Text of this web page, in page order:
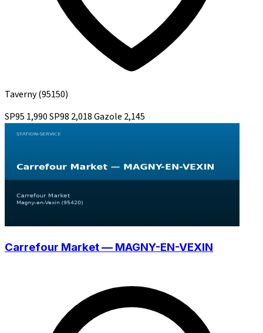
Taverny(95150)
SP95 1,990SP98 2,018Gazole 2,145
Carrefour Market — MAGNY-EN-VEXIN